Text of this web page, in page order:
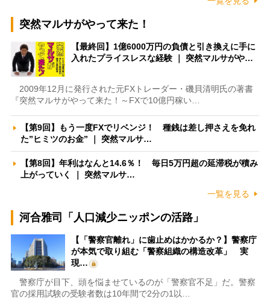
突然マルサがやって来た！
【最終回】1億6000万円の負債と引き換えに手に
入れたプライスレスな経験 ｜ 突然マルサがや…
2009年12月に発行された元FXトレーダー・磯貝清明氏の著書
『突然マルサがやって来た！～FXで10億円稼い…
【第9回】もう一度FXでリベンジ！ 種銭は差し押さえを免れ
た”ヒミツのお金” ｜ 突然マルサ…
【第8回】年利はなんと14.6％！ 毎日5万円超の延滞税が積み
上がっていく ｜ 突然マルサ…
一覧を見る
河合雅司「人口減少ニッポンの活路」
【「警察官離れ」に歯止めはかかるか？】警察庁
が本気で取り組む「警察組織の構造改革」 実
現…
警察庁が目下、頭を悩ませているのが「警察官不足」だ。警察
官の採用試験の受験者数は10年間で2分の1以…